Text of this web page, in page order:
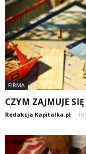
FIRMA
CZYM ZAJMUJE
Redakcja Kapitalka.pl - 14